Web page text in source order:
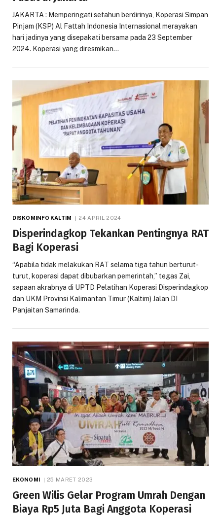
JAKARTA : Memperingati setahun berdirinya, Koperasi Simpan
Pinjam (KSP) Al Fattah Indonesia Internasional merayakan
hari jadinya yang disepakati bersama pada 23 September
2024. Koperasi yang diresmikan…
DISKOMINFO KALTIM 24 APRIL 2024
Disperindagkop Tekankan Pentingnya RAT
Bagi Koperasi
“Apabila tidak melakukan RAT selama tiga tahun berturut-
turut, koperasi dapat dibubarkan pemerintah,” tegas Zai,
sapaan akrabnya di UPTD Pelatihan Koperasi Disperindagkop
dan UKM Provinsi Kalimantan Timur (Kaltim) Jalan DI
Panjaitan Samarinda.
EKONOMI 25 MARET 2023
Green Wilis Gelar Program Umrah Dengan
Biaya Rp5 Juta Bagi Anggota Koperasi